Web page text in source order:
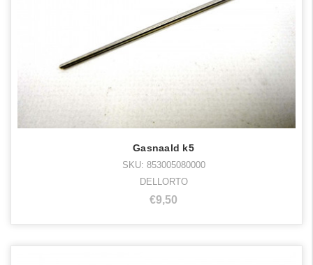
Gasnaald k5
SKU: 853005080000
DELLORTO
€9,50